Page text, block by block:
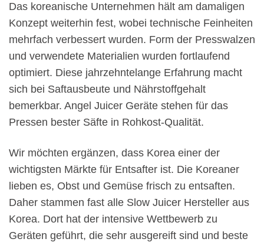
Das koreanische Unternehmen hält am damaligen
Konzept weiterhin fest, wobei technische Feinheiten
mehrfach verbessert wurden. Form der Presswalzen
und verwendete Materialien wurden fortlaufend
optimiert. Diese jahrzehntelange Erfahrung macht
sich bei Saftausbeute und Nährstoffgehalt
bemerkbar. Angel Juicer Geräte stehen für das
Pressen bester Säfte in Rohkost-Qualität.
Wir möchten ergänzen, dass Korea einer der
wichtigsten Märkte für Entsafter ist. Die Koreaner
lieben es, Obst und Gemüse frisch zu entsaften.
Daher stammen fast alle Slow Juicer Hersteller aus
Korea. Dort hat der intensive Wettbewerb zu
Geräten geführt, die sehr ausgereift sind und beste